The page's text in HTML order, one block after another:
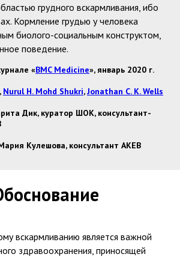
грудного вскармливания, ибо
Кормление грудью у человека
биолого-социальным конструктом,
поведение.
«BMC Medicine», январь 2020 г.
, Nurul H. Mohd Shukri,Jonathan C. K. Wells
Дик, куратор ШОК, консультант-
Кулешова, консультант АКЕВ
вскармливанию является важной
здравоохранения, приносящей